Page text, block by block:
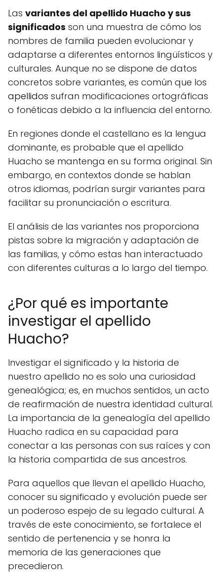
Las variantes del apellido Huacho y sus
significados son una muestra de cómo los
nombres de familia pueden evolucionar y
adaptarse a diferentes entornos lingüísticos y
culturales. Aunque no se dispone de datos
concretos sobre variantes, es común que los
apellidos sufran modificaciones ortográficas
o fonéticas debido a la influencia del entorno.
En regiones donde el castellano es la lengua
dominante, es probable que el apellido
Huacho se mantenga en su forma original. Sin
embargo, en contextos donde se hablan
otros idiomas, podrían surgir variantes para
facilitar su pronunciación o escritura.
El análisis de las variantes nos proporciona
pistas sobre la migración y adaptación de
las familias, y cómo estas han interactuado
con diferentes culturas a lo largo del tiempo.
¿Por qué es importante
investigar el apellido
Huacho?
Investigar el significado y la historia de
nuestro apellido no es solo una curiosidad
genealógica; es, en muchos sentidos, un acto
de reafirmación de nuestra identidad cultural.
La importancia de la genealogía del apellido
Huacho radica en su capacidad para
conectar a las personas con sus raíces y con
la historia compartida de sus ancestros.
Para aquellos que llevan el apellido Huacho,
conocer su significado y evolución puede ser
un poderoso espejo de su legado cultural. A
través de este conocimiento, se fortalece el
sentido de pertenencia y se honra la
memoria de las generaciones que
precedieron.